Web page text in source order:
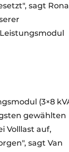
sagt
(3×8
gewählten
Volllast auf,
sagt Van